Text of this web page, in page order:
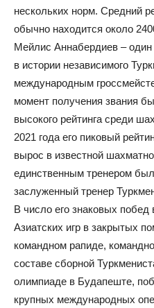
нескольких норм. Средний
обычно находится около
Мейлис Аннабердиев –
в истории независимого
международным
момент получения звания
высокого рейтинга среди
2021 года его пиковый
вырос в известной
единственным тренером
заслуженный тренер
В число его знаковых
Азиатских игр в закрытых
командном рапиде,
составе сборной
олимпиаде в Будапеште,
крупных международных